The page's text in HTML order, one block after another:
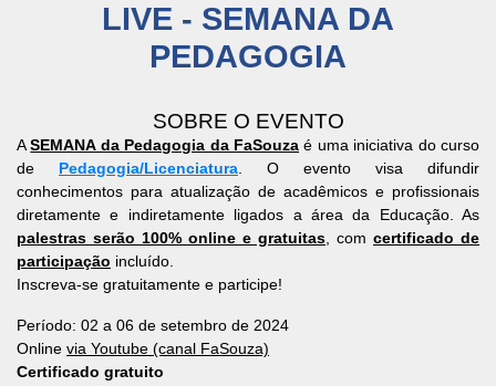
LIVE - SEMANA DA
PEDAGOGIA
SOBRE O EVENTO
ASEMANA da Pedagogia da FaSouza é uma iniciativa do curso
de Pedagogia/Licenciatura. O evento visa difundir
conhecimentos para atualização de acadêmicos e profissionais
diretamente e indiretamente ligados a área da Educação. As
palestras serão 100% online e gratuitas, com certificado de
participação incluído.
Inscreva-se gratuitamente e participe!
Período: 02 a 06 de setembro de 2024
Online via Youtube (canal FaSouza)
Certificado gratuito